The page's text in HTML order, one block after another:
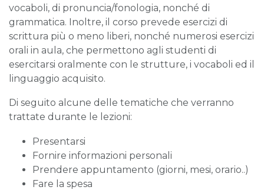
vocaboli, di pronuncia/fonologia, nonché di
grammatica. Inoltre, il corso prevede esercizi di
scrittura più o meno liberi, nonché numerosi esercizi
orali in aula, che permettono agli studenti di
esercitarsi oralmente con le strutture, i vocaboli ed il
linguaggio acquisito.
Di seguito alcune delle tematiche che verranno
trattate durante le lezioni:
Presentarsi
Fornire informazioni personali
Prendere appuntamento (giorni, mesi, orario..)
Fare la spesa